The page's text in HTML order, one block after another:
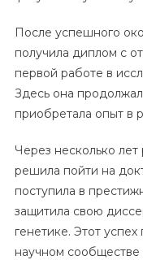
После успешного
получила диплом с
первой работе в
Здесь она
приобретала опыт в
Через несколько
решила пойти на
поступила в
защитила свою
генетике. Этот
научном сообществе